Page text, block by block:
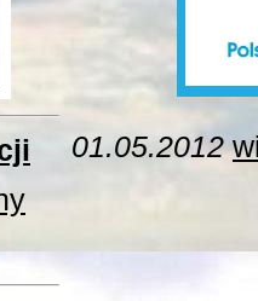
01.05.2012